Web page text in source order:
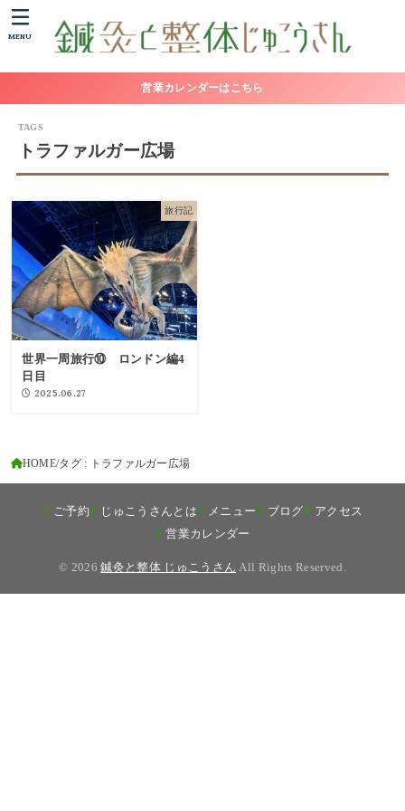
MENU
営業カレンダーはこちら
トラファルガー広場
旅行記
世界一周旅行⑩ ロンドン編4
日目
2025.06.27
HOME タグ : トラファルガー広場
ご予約 じゅこうさんとは メニュー ブログ
アクセス
営業カレンダー
© 2026鍼灸と整体 じゅこうさん All Rights Reserved.